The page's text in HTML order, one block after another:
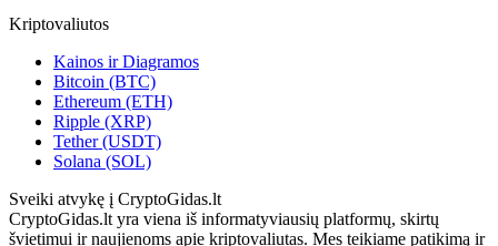
Kriptovaliutos
Kainos ir Diagramos
Bitcoin (BTC)
Ethereum (ETH)
Ripple (XRP)
Tether (USDT)
Solana (SOL)
Sveiki atvykę į CryptoGidas.lt
CryptoGidas.lt yra viena iš informatyviausių platformų, skirtų
švietimui ir naujienoms apie kriptovaliutas. Mes teikiame patikimą ir